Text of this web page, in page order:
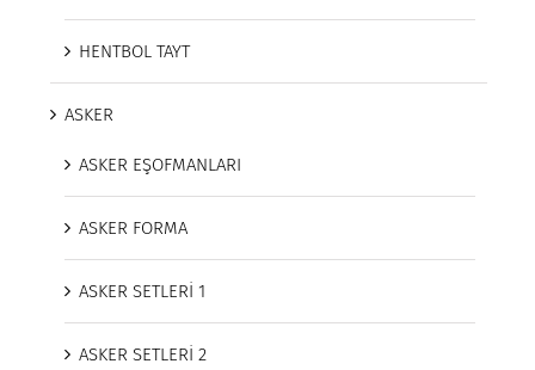
HENTBOL TAYT
ASKER
ASKER EŞOFMANLARI
ASKER FORMA
ASKER SETLERİ 1
ASKER SETLERİ 2